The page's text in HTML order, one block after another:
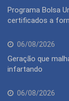
Programa Bolsa
certificados a
06/08/2026
Geração que
infartando
06/08/2026